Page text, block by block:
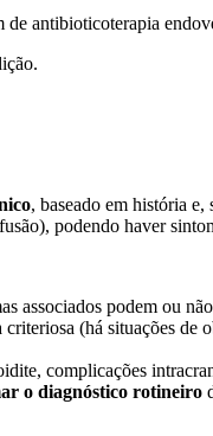
antibioticoterapia
, baseado em história e,
podendo haver
associados podem ou não
(há situações
complicações
o diagnóstico rotineiro